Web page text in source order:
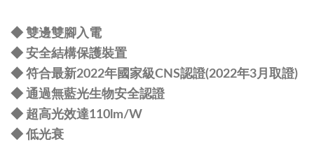
◆ 雙邊雙腳入電
◆ 安全結構保護裝置
◆ 符合最新2022年國家級CNS認證(2022年3月取證)
◆ 通過無藍光生物安全認證
◆ 超高光效達110lm/W
◆ 低光衰